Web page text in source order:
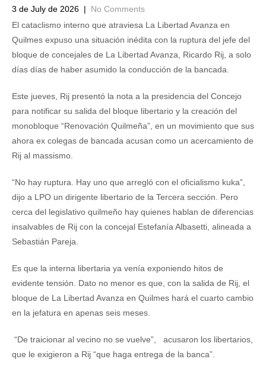
3 de July de 2026 | No Comments
El cataclismo interno que atraviesa La Libertad Avanza en
Quilmes expuso una situación inédita con la ruptura del jefe del
bloque de concejales de La Libertad Avanza, Ricardo Rij, a solo
días días de haber asumido la conducción de la bancada.
Este jueves, Rij presentó la nota a la presidencia del Concejo
para notificar su salida del bloque libertario y la creación del
monobloque “Renovación Quilmeña”, en un movimiento que sus
ahora ex colegas de bancada acusan como un acercamiento de
Rij al massismo.
“No hay ruptura. Hay uno que arregló con el oficialismo kuka”,
dijo a LPO un dirigente libertario de la Tercera sección. Pero
cerca del legislativo quilmeño hay quienes hablan de diferencias
insalvables de Rij con la concejal Estefanía Albasetti, alineada a
Sebastián Pareja.
Es que la interna libertaria ya venía exponiendo hitos de
evidente tensión. Dato no menor es que, con la salida de Rij, el
bloque de La Libertad Avanza en Quilmes hará el cuarto cambio
en la jefatura en apenas seis meses.
“De traicionar al vecino no se vuelve”, acusaron los libertarios,
que le exigieron a Rij “que haga entrega de la banca”.